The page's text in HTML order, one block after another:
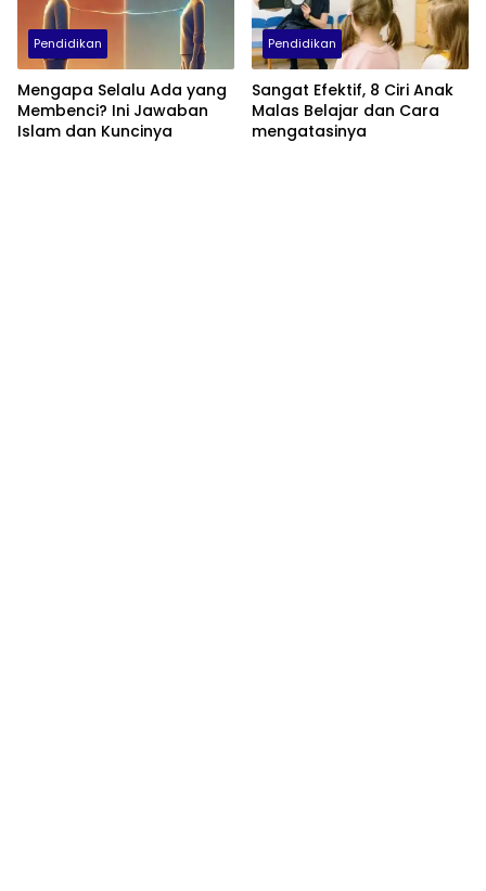
Pendidikan
Mengapa Selalu Ada yang
Membenci? Ini Jawaban
Islam dan Kuncinya
Pendidikan
Sangat Efektif, 8 Ciri Anak
Malas Belajar dan Cara
mengatasinya